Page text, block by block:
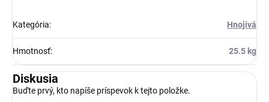
Kategória: Hnojivá
Hmotnosť: 25.5 kg
Diskusia
Buďte prvý, kto napíše príspevok k tejto položke.